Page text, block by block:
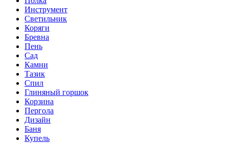
Инструмент
Светильник
Коряги
Бревна
Пень
Сад
Камни
Тазик
Спил
Глиняный горшок
Корзина
Пергола
Дизайн
Баня
Купель